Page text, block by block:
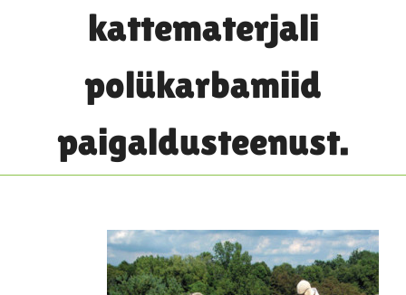
kattematerjali
polükarbamiid
paigaldusteenust.